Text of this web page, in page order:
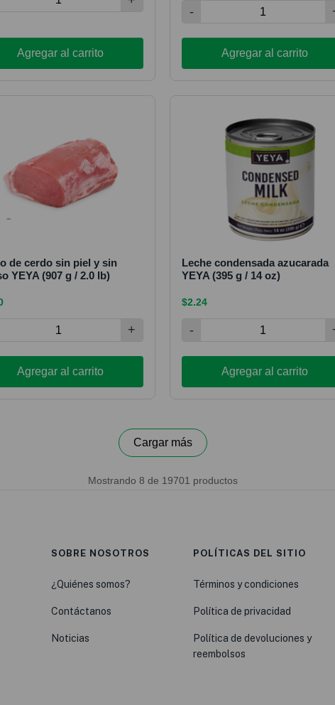
SOBRE NOSOTROS
¿Quiénes somos?
Contáctanos
Noticias
POLÍTICAS DEL SITIO
Términos y condiciones
Política de privacidad
Política de devoluciones y
reembolsos